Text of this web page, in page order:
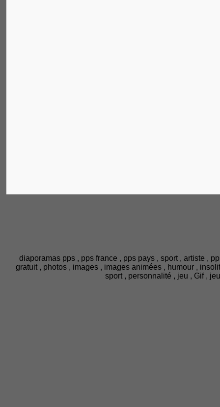
diaporamas pps , pps france , pps pays , sport , artiste ,
gratuit , photos , images , images animées , humour ,
sport , personnalité , jeu , Gif ,